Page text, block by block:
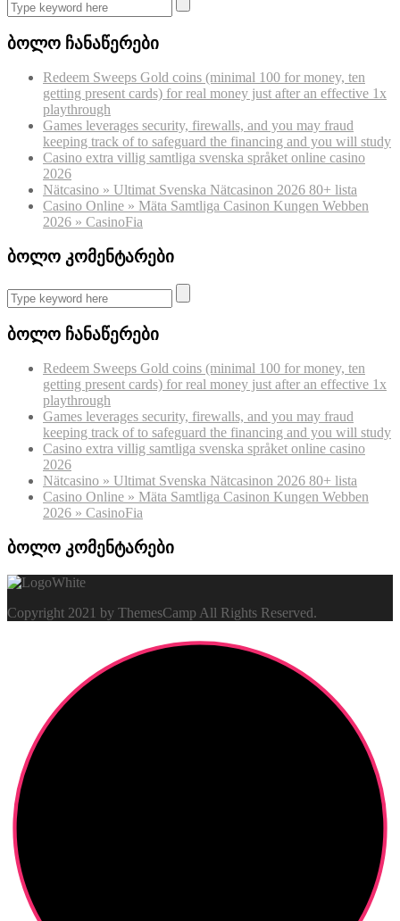
ბოლო ჩანაწერები
Redeem Sweeps Gold coins (minimal 100 for money, ten
getting present cards) for real money just after an effective 1x
playthrough
Games leverages security, firewalls, and you may fraud
keeping track of to safeguard the financing and you will study
Casino extra villig samtliga svenska språket online casino
2026
Nätcasino » Ultimat Svenska Nätcasinon 2026 80+ lista
Casino Online » Mäta Samtliga Casinon Kungen Webben
2026 » CasinoFia
ბოლო კომენტარები
ბოლო ჩანაწერები
Redeem Sweeps Gold coins (minimal 100 for money, ten
getting present cards) for real money just after an effective 1x
playthrough
Games leverages security, firewalls, and you may fraud
keeping track of to safeguard the financing and you will study
Casino extra villig samtliga svenska språket online casino
2026
Nätcasino » Ultimat Svenska Nätcasinon 2026 80+ lista
Casino Online » Mäta Samtliga Casinon Kungen Webben
2026 » CasinoFia
ბოლო კომენტარები
Copyright 2021 by ThemesCamp All Rights Reserved.